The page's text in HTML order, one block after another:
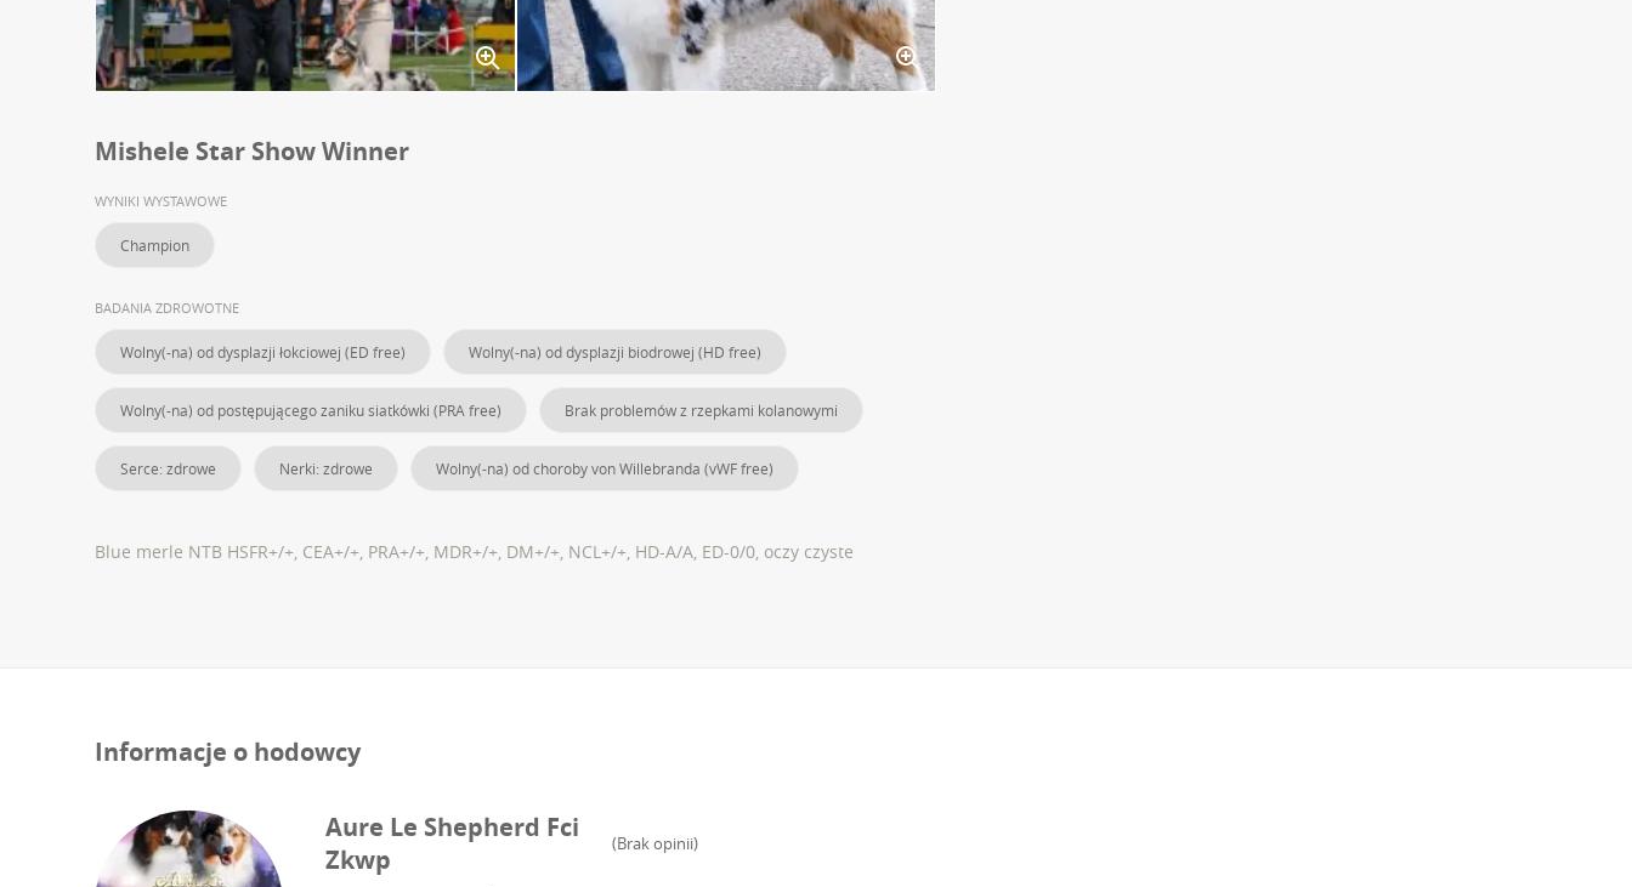
Mishele Star Show Winner
WYNIKI WYSTAWOWE
Champion
BADANIA ZDROWOTNE
Wolny(-na) od dysplazji łokciowej (ED free) Wolny(-na) od dysplazji biodrowej (HD free)
Wolny(-na) od postępującego zaniku siatkówki (PRA free) Brak problemów z rzepkami kolanowymi
Serce: zdrowe Nerki: zdrowe Wolny(-na) od choroby von Willebranda (vWF free)
Blue merle NTB HSFR+/+, CEA+/+, PRA+/+, MDR+/+, DM+/+, NCL+/+, HD-A/A, ED-0/0, oczy czyste
Informacje o hodowcy
Aure Le Shepherd Fci
Zkwp
(Brak opinii)